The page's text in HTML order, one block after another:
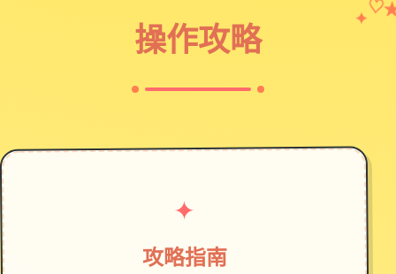
操作攻略
✦ ♡
✦
攻略指南